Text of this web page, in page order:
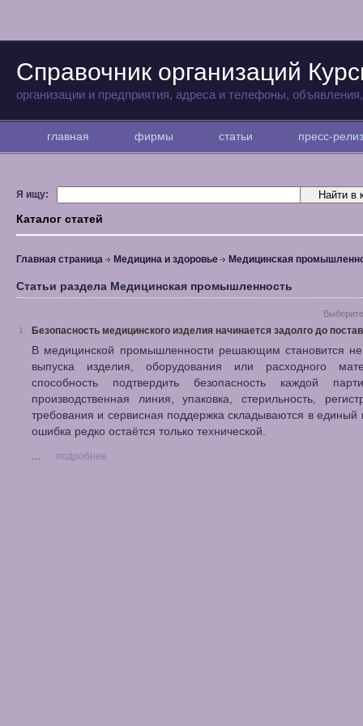
Справочник организаций
организации и предприятия, адреса и телефоны,
главная фирмы статьи пресс-
Я ищу:
Каталог статей
Главная страница Медицина и здоровье Медицинская
Статьи раздела Медицинская промышленность
1. Безопасность медицинского изделия начинается задолго до
В медицинской промышленности решающим становится
выпуска изделия, оборудования или расходного
способность подтвердить безопасность каждой
производственная линия, упаковка, стерильность,
требования и сервисная поддержка складываются в единый
ошибка редко остаётся только технической.
...
подробнее